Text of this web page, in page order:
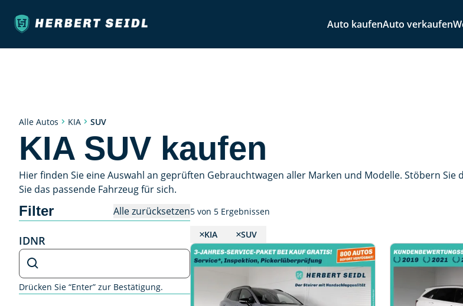
Auto kaufenAuto verkaufen
Alle Autos KIA SUV
KIA SUV kaufen
Hier finden Sie eine Auswahl an geprüften Gebrauchtwagen aller Marken und Modelle. Stöbern
Sie das passende Fahrzeug für sich.
Filter Alle zurücksetzen
IDNR
IDNR
Drücken Sie “Enter” zur Bestätigung.
5 von 5 Ergebnissen
KIA SUV